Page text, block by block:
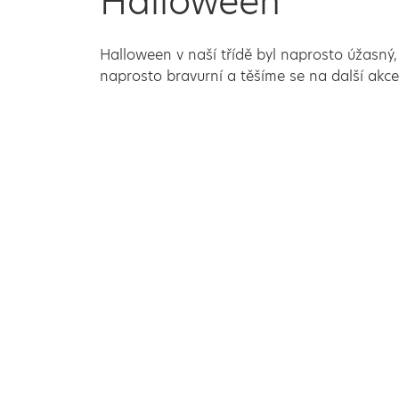
Halloween v naší třídě byl naprosto
naprosto bravurní a těšíme se na další